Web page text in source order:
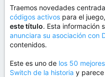
e
t
e
m
a
i
o
Traemos novedades
códigos activos para el
este título. Esta información
anunciara su asociación con
contenidos.
Este es uno de los 50
Switch de la historia y